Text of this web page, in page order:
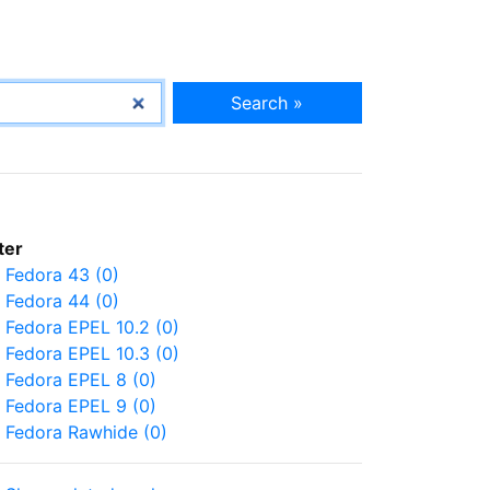
Search »
Fedora 43 (0)
Fedora 44 (0)
Fedora EPEL 10.2 (0)
Fedora EPEL 10.3 (0)
Fedora EPEL 8 (0)
Fedora EPEL 9 (0)
Fedora Rawhide (0)